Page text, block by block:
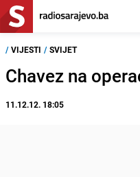
/ VIJESTI / SVIJET
Chavez na
11.12.12. 18:05